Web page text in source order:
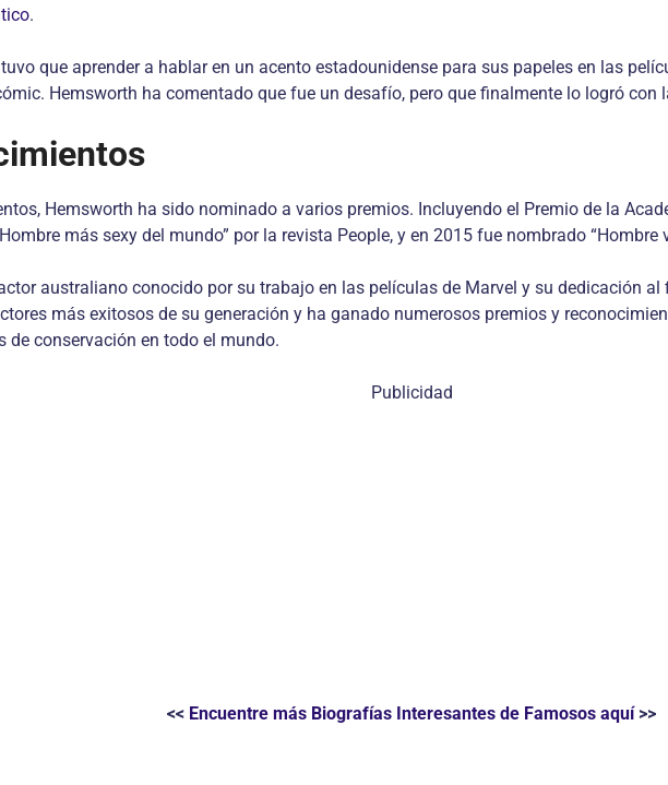
.
que aprender a hablar en un acento estadounidense para sus papeles en las
Hemsworth ha comentado que fue un desafío, pero que finalmente lo logró con
Hemsworth ha sido nominado a varios premios. Incluyendo el Premio de la
más sexy del mundo” por la revista People, y en 2015 fue nombrado
australiano conocido por su trabajo en las películas de Marvel y su dedicación
más exitosos de su generación y ha ganado numerosos premios y
de conservación en todo el mundo.
Publicidad
<< Encuentre más Biografías Interesantes de Famosos aquí>>